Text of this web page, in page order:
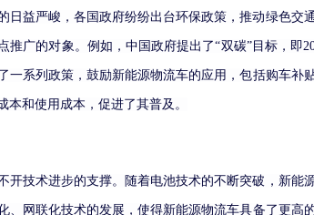
日益严峻，各国政府纷纷出台环保政策，推动绿色交
推广的对象。例如，中国政府提出了“双碳”目标，即
一系列政策，鼓励新能源物流车的应用，包括购车补
本和使用成本，促进了其普及。
开技术进步的支撑。随着电池技术的不断突破，新能
、网联化技术的发展，使得新能源物流车具备了更高